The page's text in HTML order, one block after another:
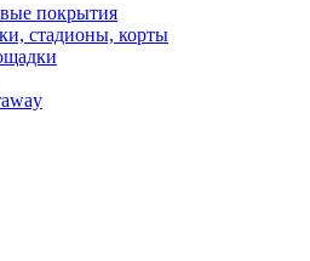
покрытия
стадионы, корты